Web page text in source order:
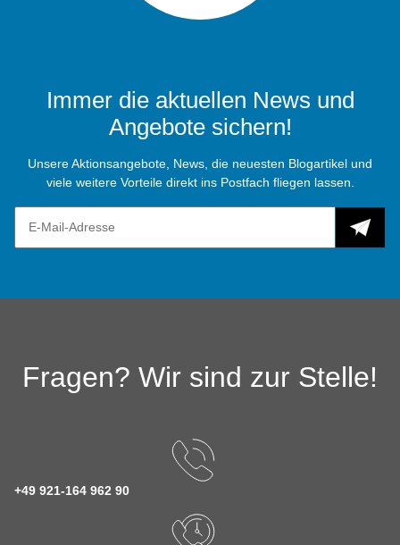
Immer die aktuellen News und
Angebote sichern!
Unsere Aktionsangebote, News, die neuesten Blogartikel und
viele weitere Vorteile direkt ins Postfach fliegen lassen.
Fragen? Wir sind zur Stelle!
+49 921-164 962 90